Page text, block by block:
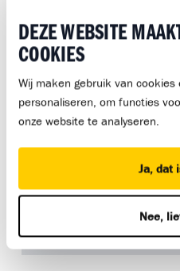
DEZE WEBSITE
COOKIES
Wij maken gebruik van
personaliseren, om functies
onze website te analyseren.
Ja, dat
Nee,
Klachtenformulier –
Klachtenformulier
NRTO Gedragscode
NRTO
NRTO Gedragscode
NRTO
Bouwmensen